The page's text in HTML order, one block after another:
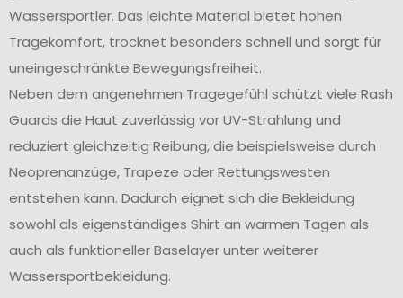
Wassersportler. Das leichte Material bietet hohen
Tragekomfort, trocknet besonders schnell und sorgt für
uneingeschränkte Bewegungsfreiheit.
Neben dem angenehmen Tragegefühl schützt viele Rash
Guards die Haut zuverlässig vor UV-Strahlung und
reduziert gleichzeitig Reibung, die beispielsweise durch
Neoprenanzüge, Trapeze oder Rettungswesten
entstehen kann. Dadurch eignet sich die Bekleidung
sowohl als eigenständiges Shirt an warmen Tagen als
auch als funktioneller Baselayer unter weiterer
Wassersportbekleidung.